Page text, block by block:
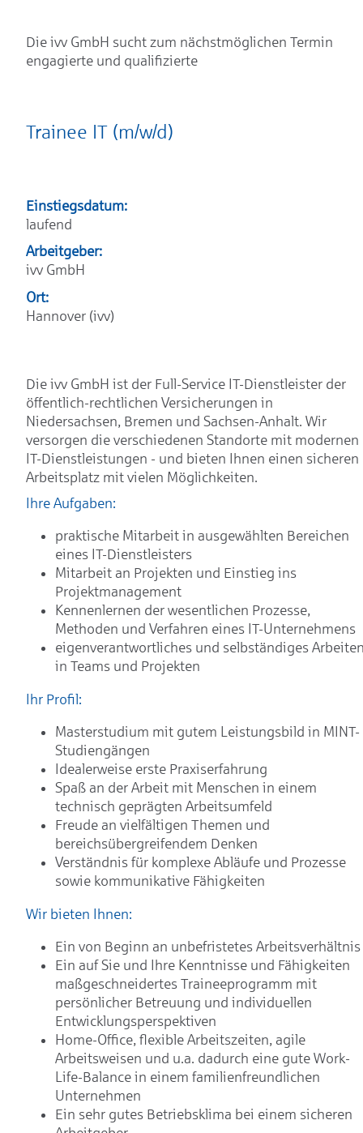
Die ivv GmbH sucht zum nächstmöglichen Termin
engagierte und qualifizierte
Trainee IT (m/w/d)
Einstiegsdatum:
laufend
Arbeitgeber:
ivv GmbH
Ort:
Hannover (ivv)
Die ivv GmbH ist der Full-Service IT-Dienstleister der
öffentlich-rechtlichen Versicherungen in
Niedersachsen, Bremen und Sachsen-Anhalt. Wir
versorgen die verschiedenen Standorte mit modernen
IT-Dienstleistungen - und bieten Ihnen einen sicheren
Arbeitsplatz mit vielen Möglichkeiten.
Ihre Aufgaben:
praktische Mitarbeit in ausgewählten Bereichen
eines IT-Dienstleisters
Mitarbeit an Projekten und Einstieg ins
Projektmanagement
Kennenlernen der wesentlichen Prozesse,
Methoden und Verfahren eines IT-Unternehmens
eigenverantwortliches und selbständiges
in Teams und Projekten
Ihr Profil:
Masterstudium mit gutem Leistungsbild in MINT-
Studiengängen
Idealerweise erste Praxiserfahrung
Spaß an der Arbeit mit Menschen in einem
technisch geprägten Arbeitsumfeld
Freude an vielfältigen Themen und
bereichsübergreifendem Denken
Verständnis für komplexe Abläufe und Prozesse
sowie kommunikative Fähigkeiten
Wir bieten Ihnen:
Ein von Beginn an unbefristetes Arbeitsverhältnis
Ein auf Sie und Ihre Kenntnisse und Fähigkeiten
maßgeschneidertes Traineeprogramm mit
persönlicher Betreuung und individuellen
Entwicklungsperspektiven
Home-Office, flexible Arbeitszeiten, agile
Arbeitsweisen und u.a. dadurch eine gute Work-
Life-Balance in einem familienfreundlichen
Unternehmen
Ein sehr gutes Betriebsklima bei einem sicheren